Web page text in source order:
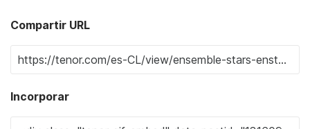
Compartir URL
Incorporar